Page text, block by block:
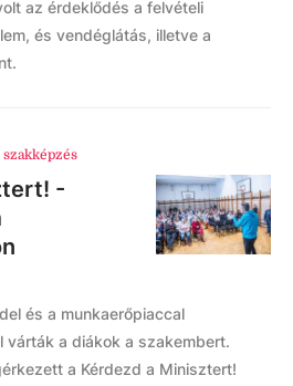
az érdeklődés a felvételi
és vendéglátás, illetve a
szakképzés
-
és a munkaerőpiaccal
a diákok a szakembert.
a Kérdezd a Minisztert!